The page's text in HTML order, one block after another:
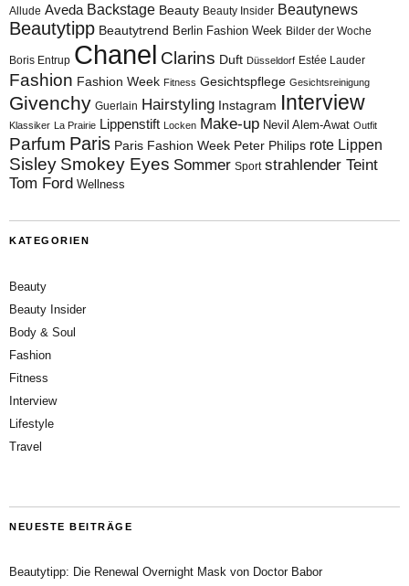
Allude Aveda Backstage Beauty Beauty Insider Beautynews
Beautytipp Beautytrend Berlin Fashion Week Bilder der Woche
Boris Entrup Chanel Clarins Duft Düsseldorf Estée Lauder
Fashion Fashion Week Fitness Gesichtspflege Gesichtsreinigung
Givenchy Guerlain Hairstyling Instagram Interview
Klassiker La Prairie Lippenstift Locken Make-up Nevil Alem-Awat Outfit
Parfum Paris Paris Fashion Week Peter Philips rote Lippen
Sisley Smokey Eyes Sommer Sport strahlender Teint
Tom Ford Wellness
KATEGORIEN
Beauty
Beauty Insider
Body & Soul
Fashion
Fitness
Interview
Lifestyle
Travel
NEUESTE BEITRÄGE
Beautytipp: Die Renewal Overnight Mask von Doctor Babor